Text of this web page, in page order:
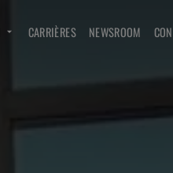
CARRIÈRES NEWSROOM